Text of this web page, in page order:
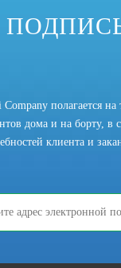
Company полагается
дома и на борту, в
клиента и